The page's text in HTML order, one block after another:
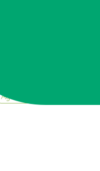
Agronomie durable